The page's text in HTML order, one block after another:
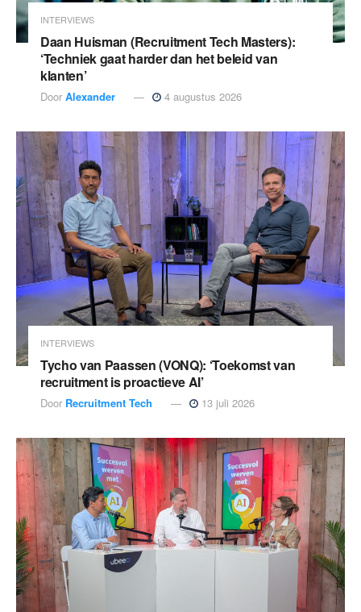
INTERVIEWS
Daan Huisman (Recruitment Tech Masters):
‘Techniek gaat harder dan het beleid van
klanten’
Door Alexander 4 augustus 2026
INTERVIEWS
Tycho van Paassen (VONQ): ‘Toekomst van
recruitment is proactieve AI’
Door Recruitment Tech 13 juli 2026